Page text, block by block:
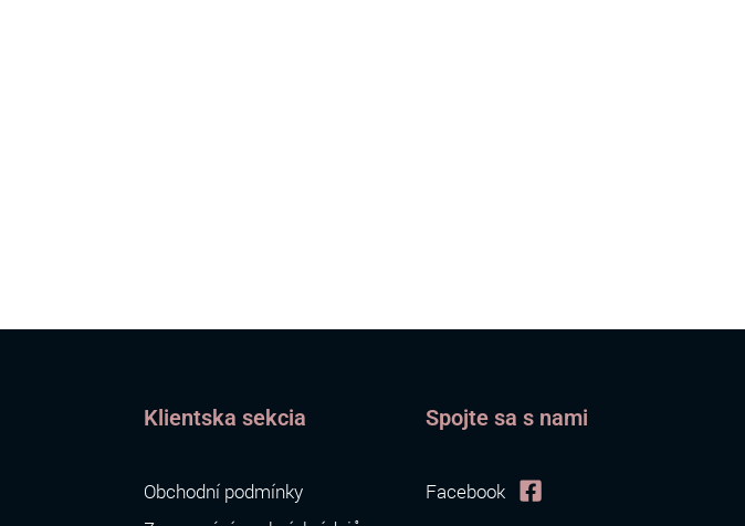
Klientska sekcia
Obchodní podmínky
Spojte sa s nami
Facebook